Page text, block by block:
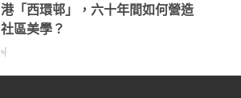
港「西環邨」，六十年間如何營造
社區美學？
sf